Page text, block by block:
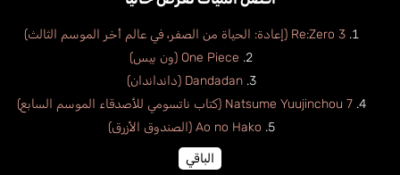
Re:Zero 3 (إعادة: الحياة من الصفر، في عالم أخر الموسم الثالث)
One Piece (ون بيس)
Dandadan (دانداندان)
Natsume Yuujinchou 7 (كتاب ناتسومي للأصدقاء الموسم السابع)
Ao no Hako (الصندوق الأزرق)
الباقي